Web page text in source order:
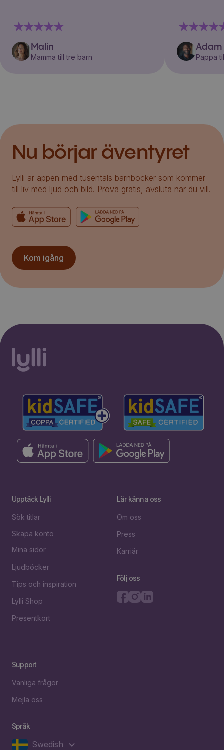
Malin
Mamma till tre barn
Adam
Pappa
Nu börjar äventyret
Lylli är appen med tusentals barnböcker som kommer
till liv med ljud och bild. Prova gratis, avsluta när du vill.
Kom igång
Upptäck Lylli
Sök titlar
Skapa konto
Mina sidor
Ljudböcker
Tips och inspiration
Lylli Shop
Presentkort
Lär känna oss
Om oss
Press
Karriär
Följ oss
Support
Vanliga frågor
Mejla oss
Språk
Swedish